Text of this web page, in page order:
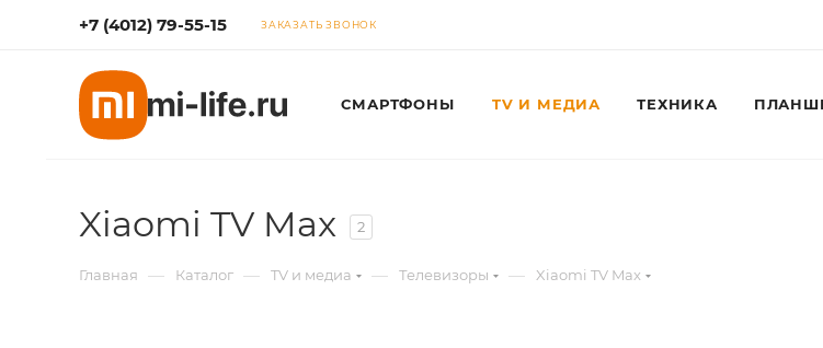
+7 (4012) 79-55-15 ЗАКАЗАТЬ ЗВОНОК
СМАРТФОНЫ TV И МЕДИА ТЕХНИКА
Xiaomi TV Max 2
Главная — Каталог — TV и медиа — Телевизоры — Xiaomi TV Max
Для клиентов всех банков